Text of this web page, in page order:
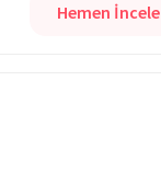
Hemen İncele